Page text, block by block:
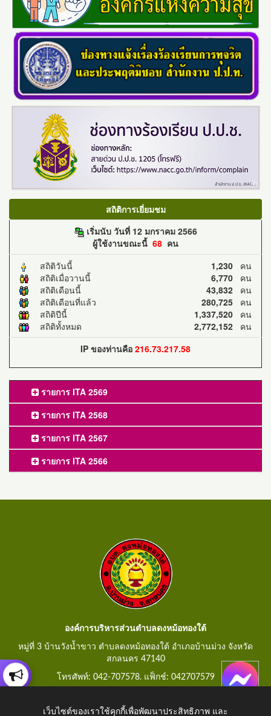
สถิติการเยี่ยมชม
เริ่มนับ วันที่ 12 มกราคม 2566
ผู้ใช้งานขณะนี้ 68 คน
สถิติวันนี้
1,230 คน
สถิติเมื่อวานนี้
6,770 คน
สถิติเดือนนี้
43,832 คน
สถิติเดือนที่แล้ว
280,725 คน
สถิติปีนี้
1,337,520 คน
สถิติทั้งหมด
2,772,152 คน
IP ของท่านคือ 216.73.217.58
รายการ ITA 2569
รายการ ITA 2568
รายการ ITA 2567
รายการ ITA 2566
องค์การบริหารส่วนตำบลดงหม้อทองใต้
หมู่ที่ 3 บ้านวังน้ำขาว ตำบลดงหม้อทองใต้ อำเภอบ้านม่วง จังหวัด
สกลนคร 47140
โทรศัพท์: 042-707578. แฟ็กช์: 042707579
เว็บไซต์ของเราใช้คุกกี้เพื่อพัฒนาประสิทธิภาพ และ